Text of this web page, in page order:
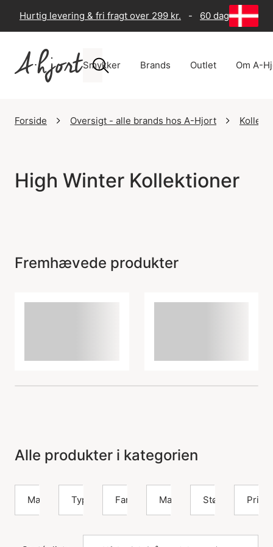
Hurtig levering & fri fragt over 299 kr. - 60 dages
Smykker Brands Outlet Om A-
Forside Oversigt - alle brands hos A-Hjort
High Winter Kollektioner
Fremhævede produkter
Alle produkter i kategorien
Mærke Type Farve Materiale Størrelse Pris